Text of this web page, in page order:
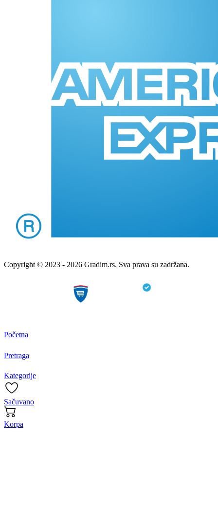
Copyright © 2023 - 2026 Gradim.rs. Sva prava su zadržana.
Početna
Pretraga
Kategorije
Sačuvano
Korpa